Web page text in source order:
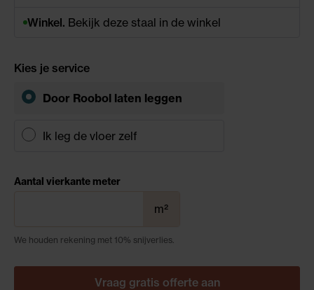
Winkel. Bekijk deze staal in de winkel
Kies je service
Door Roobol laten leggen
Ik leg de vloer zelf
Aantal vierkante meter
m²
We houden rekening met 10% snijverlies.
Vraag gratis offerte aan